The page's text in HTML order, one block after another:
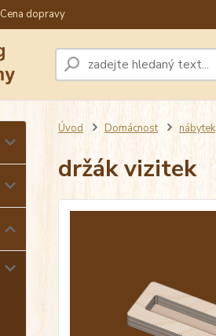
Cena dopravy
Úvod Domácnost nábytek
držák vizitek